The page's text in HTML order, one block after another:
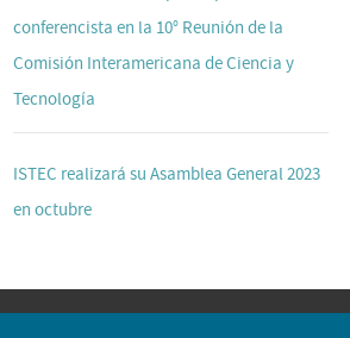
conferencista en la 10° Reunión de la
Comisión Interamericana de Ciencia y
Tecnología
ISTEC realizará su Asamblea General 2023
en octubre